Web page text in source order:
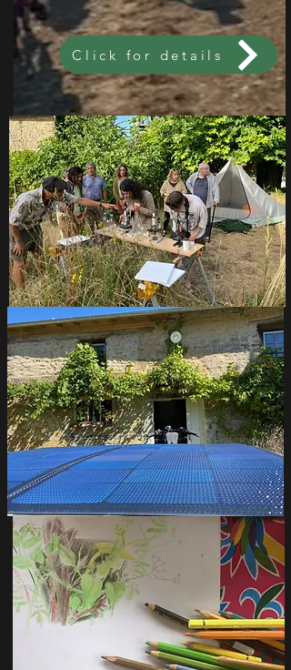
Click for details